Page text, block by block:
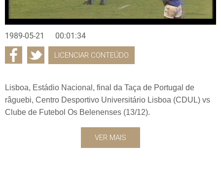
1989-05-21 00:01:34
LICENCIAR CONTEÚDO
Lisboa, Estádio Nacional, final da Taça de Portugal de
râguebi, Centro Desportivo Universitário Lisboa (CDUL) vs
Clube de Futebol Os Belenenses (13/12).
VER MAIS